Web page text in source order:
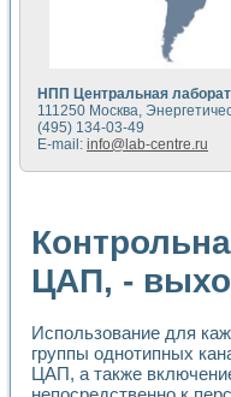
Метод
Недорогая
Применение
Расчет
Применение
Управление
Система
Лазерный
Применение
НПП Центральная
111250 Москва,
(495) 134-03-49
E-mail: info@lab-centre.ru
ЦАП, -
Использование для
группы однотипных
ЦАП, а также